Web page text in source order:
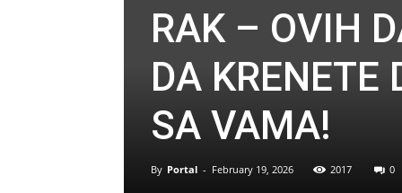
RAK – OVIH
DA KRENETE
SA VAMA!
By Portal - February 19, 2026 2017 0